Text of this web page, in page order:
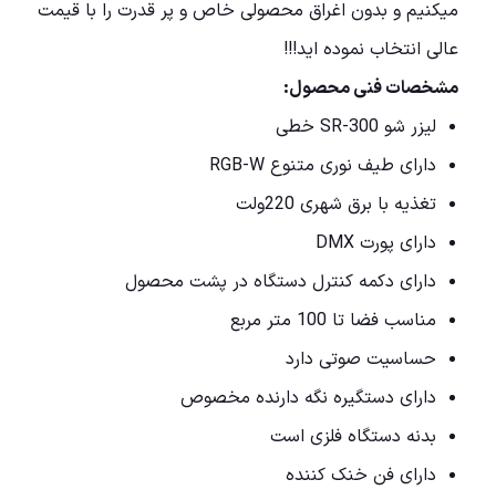
میکنیم و بدون اغراق محصولی خاص و پر قدرت را با قیمت
عالی انتخاب نموده اید!!!
مشخصات فنی محصول:
لیزر شو SR-300 خطی
دارای طیف نوری متنوع RGB-W
تغذیه با برق شهری 220ولت
دارای پورت DMX
دارای دکمه کنترل دستگاه در پشت محصول
مناسب فضا تا 100 متر مربع
حساسیت صوتی دارد
دارای دستگیره نگه دارنده مخصوص
بدنه دستگاه فلزی است
دارای فن خنک کننده